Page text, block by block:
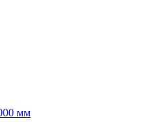
мм